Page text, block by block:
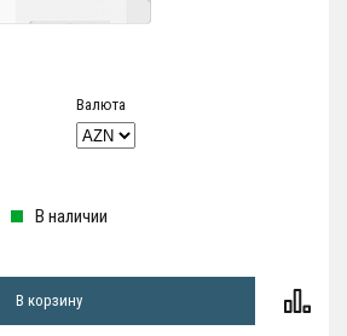
Валюта
В наличии
В корзину